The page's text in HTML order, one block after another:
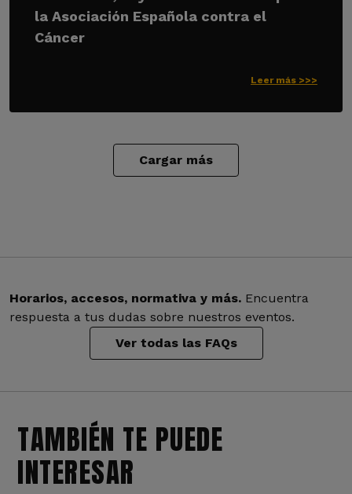
la Asociación Española contra el
Cáncer
Leer más >>>
Cargar más
Horarios, accesos, normativa y más. Encuentra
respuesta a tus dudas sobre nuestros eventos.
Ver todas las FAQs
TAMBIÉN TE PUEDE
INTERESAR